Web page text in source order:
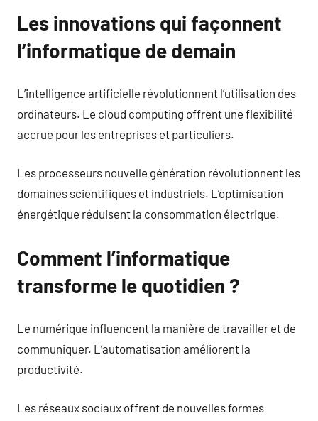
Les innovations qui façonnent
l’informatique de demain
L’intelligence artificielle révolutionnent l’utilisation des
ordinateurs. Le cloud computing offrent une flexibilité
accrue pour les entreprises et particuliers.
Les processeurs nouvelle génération révolutionnent les
domaines scientifiques et industriels. L’optimisation
énergétique réduisent la consommation électrique.
Comment l’informatique
transforme le quotidien ?
Le numérique influencent la manière de travailler et de
communiquer. L’automatisation améliorent la
productivité.
Les réseaux sociaux offrent de nouvelles formes